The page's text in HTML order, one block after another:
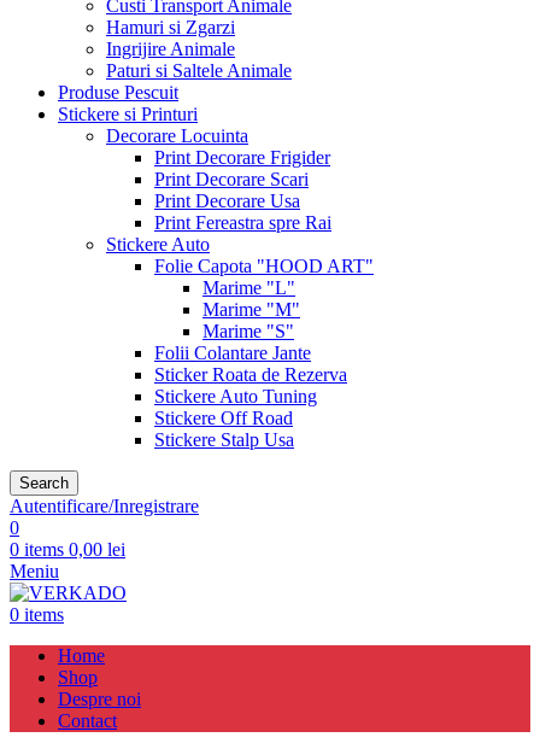
Custi Transport Animale
Hamuri si Zgarzi
Ingrijire Animale
Paturi si Saltele Animale
Produse Pescuit
Stickere si Printuri
Decorare Locuinta
Print Decorare Frigider
Print Decorare Scari
Print Decorare Usa
Print Fereastra spre Rai
Stickere Auto
Folie Capota "HOOD ART"
Marime "L"
Marime "M"
Marime "S"
Folii Colantare Jante
Sticker Roata de Rezerva
Stickere Auto Tuning
Stickere Off Road
Stickere Stalp Usa
Search
Autentificare/Inregistrare
0
0 items 0,00 lei
Meniu
0 items
Home
Shop
Despre noi
Contact